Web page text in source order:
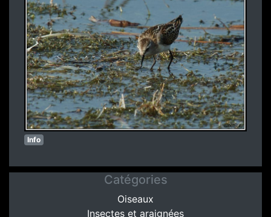
Info
Catégories
Oiseaux
Insectes et araignées